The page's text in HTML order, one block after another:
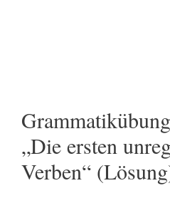
„Die ersten
Verben“